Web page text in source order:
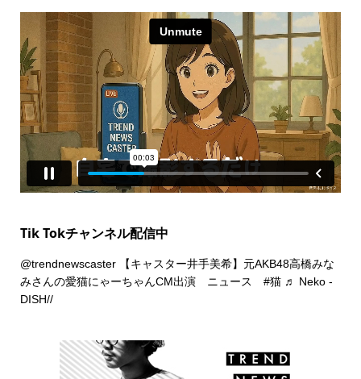
Tik Tokチャンネル配信中
@trendnewscaster【キャスター井手美希】元AKB48高橋みな
みさんの愛猫にゃーちゃんCM出演 ニュース #猫 ♬ Neko -
DISH//